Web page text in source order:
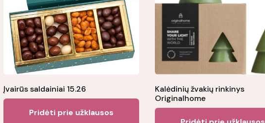
Įvairūs saldainiai 15.26
Pridėti prie užklausos
Kalėdinių žvakių rinkinys
Originalhome